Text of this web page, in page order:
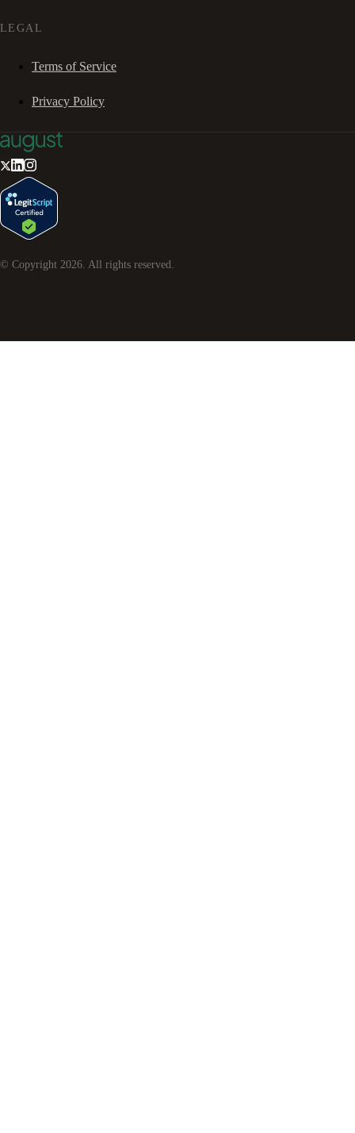
LEGAL
Terms of Service
Privacy Policy
© Copyright 2026 . All rights reserved.